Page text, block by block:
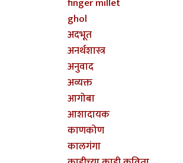
ghol
अदभूत
अनर्थशास्त्र
अनुवाद
अव्यक्त
आगोबा
आशादायक
काणकोण
कालगंगा